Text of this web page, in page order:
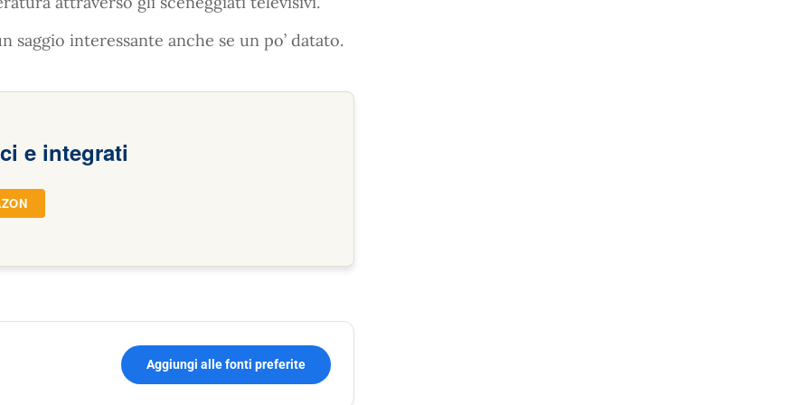
saggio interessante anche se un po’ datato.
e integrati
Aggiungi alle fonti preferite